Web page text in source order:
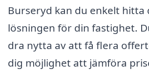
Burseryd kan du enkelt hitta
lösningen för din fastighet.
dra nytta av att få flera
dig möjlighet att jämföra